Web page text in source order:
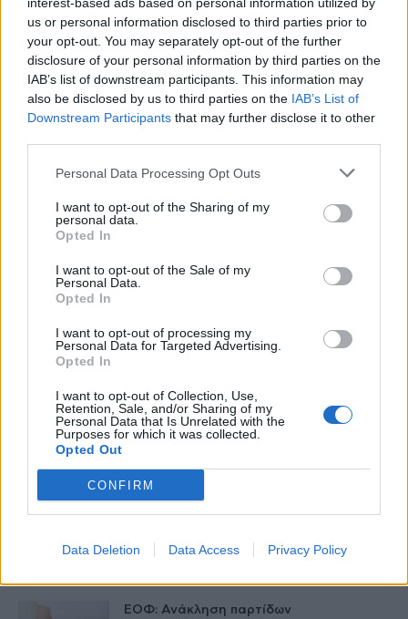
us or personal information disclosed to third parties prior to
your opt-out. You may separately opt-out of the further
disclosure of your personal information by third parties on the
IAB’s list of downstream participants. This information may
also be disclosed by us to third parties on the IAB’s List of
Downstream Participants that may further disclose it to other
Personal Data Processing Opt Outs
I want to opt-out of the Sharing of my
personal data.
Opted In
I want to opt-out of the Sale of my
Personal Data.
Opted In
I want to opt-out of processing my
Personal Data for Targeted Advertising.
Opted In
I want to opt-out of Collection, Use,
Retention, Sale, and/or Sharing of my
Personal Data that Is Unrelated with the
Purposes for which it was collected.
Opted Out
CONFIRM
Data Deletion Data Access Privacy Policy
HS Team
Δείτε Ακόμη
Γεωργιάδης: Πολλαπλά οφέλη από τη
27 Φεβρουαρίου 2026
Παράρτημα του Παίδων “Αγία Σοφία”
27 Φεβρουαρίου 2026
Μεταμόσχευσης Ήπατος στο «Λαϊκό»
27 Φεβρουαρίου 2026
ΕΟΦ: Ανάκληση παρτίδων